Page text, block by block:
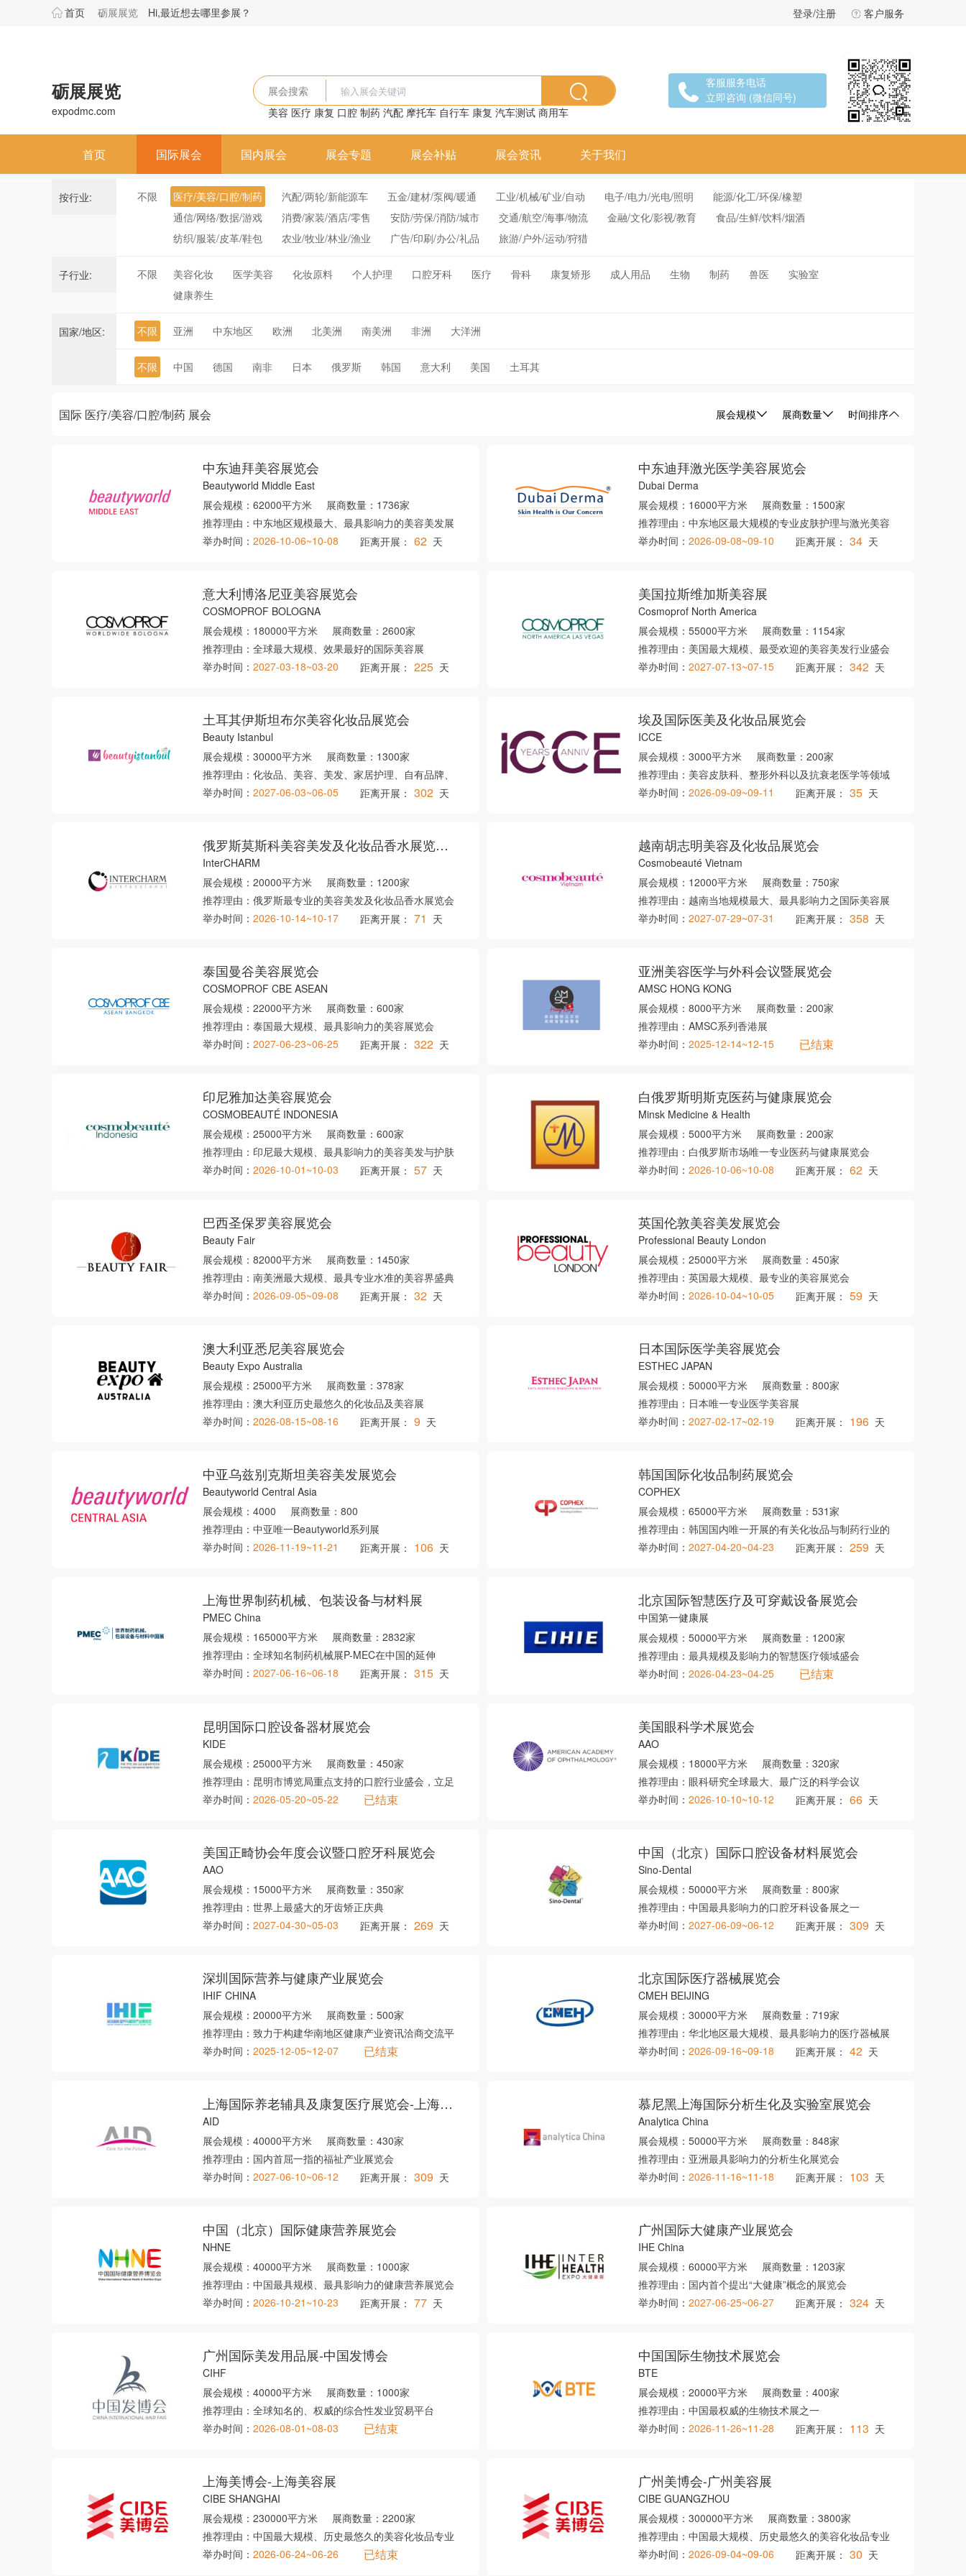
首页 砺展展览 Hi,最近想去哪里参展？ 登录/注册 客户服务
砺展展览
expodmc.com
展会搜索
美容 医疗 康复 口腔 制药 汽配 摩托车 自行车 康复 汽车测试 商用车
客服服务电话
立即咨询 (微信同号)
首页 国际展会 国内展会 展会专题 展会补贴 展会资讯 关于我们
按行业: 不限 医疗/美容/口腔/制药 汽配/两轮/新能源车 五金/建材/泵阀/暖通 工业/机械/矿业/自动 电子/电力/光电/照明
能源/化工/环保/橡塑
通信/网络/数据/游戏
消费/家装/酒店/零售 安防/劳保/消防/城市 交通/航空/海事/物流 金融/文化/影视/教育
食品/生鲜/饮料/烟酒
纺织/服装/皮革/鞋包
农业/牧业/林业/渔业 广告/印刷/办公/礼品 旅游/户外/运动/狩猎
子行业: 不限 美容化妆 医学美容 化妆原料 个人护理 口腔牙科 医疗 骨科 康复矫形 成人用品 生物 制药 兽医
实验室
健康养生
国家/地区: 不限 亚洲 中东地区 欧洲 北美洲 南美洲 非洲 大洋洲
不限 中国 德国 南非 日本 俄罗斯 韩国 意大利 美国 土耳其
国际 医疗/美容/口腔/制药 展会 展会规模 展商数量 时间排序
中东迪拜美容展览会
Beautyworld Middle East
展会规模： 62000平方米 展商数量： 1736家
推荐理由： 中东地区规模最大、最具影响力的美容美发展
举办时间： 2026-10-06~10-08 距离开展： 62 天
中东迪拜激光医学美容展览会
Dubai Derma
展会规模： 16000平方米 展商数量： 1500家
推荐理由： 中东地区最大规模的专业皮肤护理与激光美容
举办时间： 2026-09-08~09-10 距离开展： 34 天
意大利博洛尼亚美容展览会
COSMOPROF BOLOGNA
展会规模： 180000平方米 展商数量： 2600家
推荐理由： 全球最大规模、效果最好的国际美容展
举办时间： 2027-03-18~03-20 距离开展： 225 天
美国拉斯维加斯美容展
Cosmoprof North America
展会规模： 55000平方米 展商数量： 1154家
推荐理由： 美国最大规模、最受欢迎的美容美发行业盛会
举办时间： 2027-07-13~07-15 距离开展： 342 天
土耳其伊斯坦布尔美容化妆品展览会
Beauty Istanbul
展会规模： 30000平方米 展商数量： 1300家
推荐理由： 化妆品、美容、美发、家居护理、自有品牌、
举办时间： 2027-06-03~06-05 距离开展： 302 天
埃及国际医美及化妆品展览会
ICCE
展会规模： 3000平方米 展商数量： 200家
推荐理由： 美容皮肤科、整形外科以及抗衰老医学等领域
举办时间： 2026-09-09~09-11 距离开展： 35 天
俄罗斯莫斯科美容美发及化妆品香水展览会秋季
InterCHARM
展会规模： 20000平方米 展商数量： 1200家
推荐理由： 俄罗斯最专业的美容美发及化妆品香水展览会
举办时间： 2026-10-14~10-17 距离开展： 71 天
越南胡志明美容及化妆品展览会
Cosmobeauté Vietnam
展会规模： 12000平方米 展商数量： 750家
推荐理由： 越南当地规模最大、最具影响力之国际美容展
举办时间： 2027-07-29~07-31 距离开展： 358 天
泰国曼谷美容展览会
COSMOPROF CBE ASEAN
展会规模： 22000平方米 展商数量： 600家
推荐理由： 泰国最大规模、最具影响力的美容展览会
举办时间： 2027-06-23~06-25 距离开展： 322 天
亚洲美容医学与外科会议暨展览会
AMSC HONG KONG
展会规模： 8000平方米 展商数量： 200家
推荐理由： AMSC系列香港展
举办时间： 2025-12-14~12-15 已结束
印尼雅加达美容展览会
COSMOBEAUTÉ INDONESIA
展会规模： 25000平方米 展商数量： 600家
推荐理由： 印尼最大规模、最具影响力的美容美发与护肤
举办时间： 2026-10-01~10-03 距离开展： 57 天
白俄罗斯明斯克医药与健康展览会
Minsk Medicine & Health
展会规模： 5000平方米 展商数量： 200家
推荐理由： 白俄罗斯市场唯一专业医药与健康展览会
举办时间： 2026-10-06~10-08 距离开展： 62 天
巴西圣保罗美容展览会
Beauty Fair
展会规模： 82000平方米 展商数量： 1450家
推荐理由： 南美洲最大规模、最具专业水准的美容界盛典
举办时间： 2026-09-05~09-08 距离开展： 32 天
英国伦敦美容美发展览会
Professional Beauty London
展会规模： 25000平方米 展商数量： 450家
推荐理由： 英国最大规模、最专业的美容展览会
举办时间： 2026-10-04~10-05 距离开展： 59 天
澳大利亚悉尼美容展览会
Beauty Expo Australia
展会规模： 25000平方米 展商数量： 378家
推荐理由： 澳大利亚历史最悠久的化妆品及美容展
举办时间： 2026-08-15~08-16 距离开展： 9 天
日本国际医学美容展览会
ESTHEC JAPAN
展会规模： 50000平方米 展商数量： 800家
推荐理由： 日本唯一专业医学美容展
举办时间： 2027-02-17~02-19 距离开展： 196 天
中亚乌兹别克斯坦美容美发展览会
Beautyworld Central Asia
展会规模： 4000 展商数量： 800
推荐理由： 中亚唯一Beautyworld系列展
举办时间： 2026-11-19~11-21 距离开展： 106 天
韩国国际化妆品制药展览会
COPHEX
展会规模： 65000平方米 展商数量： 531家
推荐理由： 韩国国内唯一开展的有关化妆品与制药行业的
举办时间： 2027-04-20~04-23 距离开展： 259 天
上海世界制药机械、包装设备与材料展
PMEC China
展会规模： 165000平方米 展商数量： 2832家
推荐理由： 全球知名制药机械展P-MEC在中国的延伸
举办时间： 2027-06-16~06-18 距离开展： 315 天
北京国际智慧医疗及可穿戴设备展览会
中国第一健康展
展会规模： 50000平方米 展商数量： 1200家
推荐理由： 最具规模及影响力的智慧医疗领域盛会
举办时间： 2026-04-23~04-25 已结束
昆明国际口腔设备器材展览会
KIDE
展会规模： 25000平方米 展商数量： 450家
推荐理由： 昆明市博览局重点支持的口腔行业盛会，立足
举办时间： 2026-05-20~05-22 已结束
美国眼科学术展览会
AAO
展会规模： 18000平方米 展商数量： 320家
推荐理由： 眼科研究全球最大、最广泛的科学会议
举办时间： 2026-10-10~10-12 距离开展： 66 天
美国正畸协会年度会议暨口腔牙科展览会
AAO
展会规模： 15000平方米 展商数量： 350家
推荐理由： 世界上最盛大的牙齿矫正庆典
举办时间： 2027-04-30~05-03 距离开展： 269 天
中国（北京）国际口腔设备材料展览会
Sino-Dental
展会规模： 50000平方米 展商数量： 800家
推荐理由： 中国最具影响力的口腔牙科设备展之一
举办时间： 2027-06-09~06-12 距离开展： 309 天
深圳国际营养与健康产业展览会
IHIF CHINA
展会规模： 20000平方米 展商数量： 500家
推荐理由： 致力于构建华南地区健康产业资讯洽商交流平
举办时间： 2025-12-05~12-07 已结束
北京国际医疗器械展览会
CMEH BEIJING
展会规模： 30000平方米 展商数量： 719家
推荐理由： 华北地区最大规模、最具影响力的医疗器械展
举办时间： 2026-09-16~09-18 距离开展： 42 天
上海国际养老辅具及康复医疗展览会-上海老博会
AID
展会规模： 40000平方米 展商数量： 430家
推荐理由： 国内首屈一指的福祉产业展览会
举办时间： 2027-06-10~06-12 距离开展： 309 天
慕尼黑上海国际分析生化及实验室展览会
Analytica China
展会规模： 50000平方米 展商数量： 848家
推荐理由： 亚洲最具影响力的分析生化展览会
举办时间： 2026-11-16~11-18 距离开展： 103 天
中国（北京）国际健康营养展览会
NHNE
展会规模： 40000平方米 展商数量： 1000家
推荐理由： 中国最具规模、最具影响力的健康营养展览会
举办时间： 2026-10-21~10-23 距离开展： 77 天
广州国际大健康产业展览会
IHE China
展会规模： 60000平方米 展商数量： 1203家
推荐理由： 国内首个提出“大健康”概念的展览会
举办时间： 2027-06-25~06-27 距离开展： 324 天
广州国际美发用品展-中国发博会
CIHF
展会规模： 40000平方米 展商数量： 1000家
推荐理由： 全球知名的、权威的综合性发业贸易平台
举办时间： 2026-08-01~08-03 已结束
中国国际生物技术展览会
BTE
展会规模： 20000平方米 展商数量： 400家
推荐理由： 中国最权威的生物技术展之一
举办时间： 2026-11-26~11-28 距离开展： 113 天
上海美博会-上海美容展
CIBE SHANGHAI
展会规模： 230000平方米 展商数量： 2200家
推荐理由： 中国最大规模、历史最悠久的美容化妆品专业
举办时间： 2026-06-24~06-26 已结束
广州美博会-广州美容展
CIBE GUANGZHOU
展会规模： 300000平方米 展商数量： 3800家
推荐理由： 中国最大规模、历史最悠久的美容化妆品专业
举办时间： 2026-09-04~09-06 距离开展： 30 天